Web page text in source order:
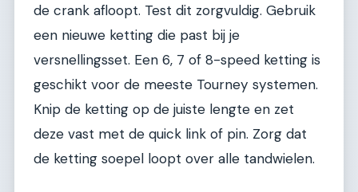
de crank afloopt. Test dit zorgvuldig. Gebruik
een nieuwe ketting die past bij je
versnellingsset. Een 6, 7 of 8-speed ketting is
geschikt voor de meeste Tourney systemen.
Knip de ketting op de juiste lengte en zet
deze vast met de quick link of pin. Zorg dat
de ketting soepel loopt over alle tandwielen.